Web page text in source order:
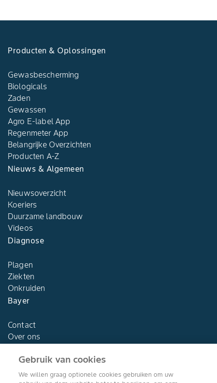
Producten & Oplossingen
Gewasbescherming
Biologicals
Zaden
Gewassen
Agro E-label App
Regenmeter App
Belangrijke Overzichten
Producten A-Z
Nieuws & Algemeen
Nieuwsoverzicht
Koeriers
Duurzame landbouw
Videos
Diagnose
Plagen
Ziekten
Onkruiden
Bayer
Contact
Over ons
Gebruik van cookies
We willen graag optionele cookies gebruiken om uw